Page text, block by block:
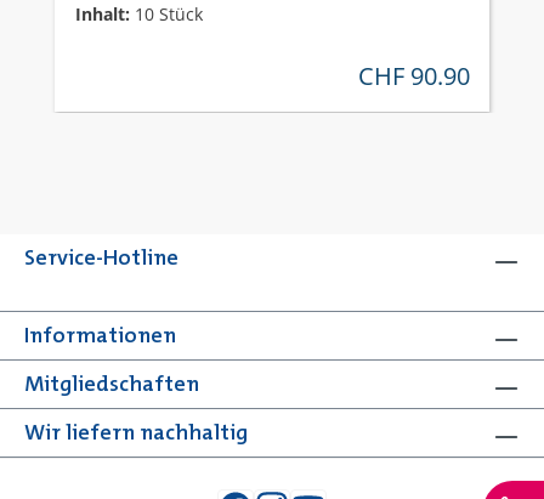
Inhalt: 10 Stück
regulärer preis:
CHF 90.90
Service-Hotline
Mitgliedschaften
Informationen
Wir liefern nachhaltig